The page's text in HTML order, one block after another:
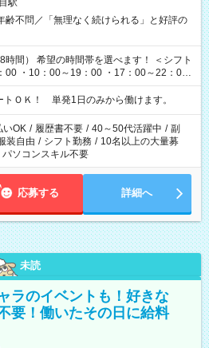
駅
齢不問／「無理なく続けられる」と好評の
ます！ ＜シフト
00 ・10：00～19：00 ・17：00～22：00
22：00～翌6：00 など
トＯＫ！ 単発1日のみから働けます。
いOK / 履歴書不要 / 40～50代活躍中 / 副
装自由 / シフト勤務 / 10名以上の大量募
パソコンスキル不要
応募する 詳細へ
未読
ラのイベントも！好きな
要！働いたその日に給料